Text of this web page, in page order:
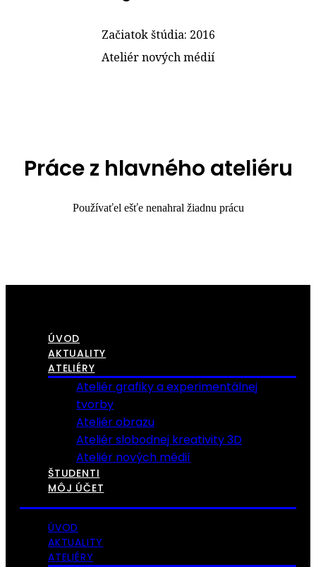
Začiatok štúdia: 2016
Ateliér nových médií
Práce z hlavného ateliéru
Používaťel ešťe nenahral žiadnu prácu
ÚVOD
AKTUALITY
ATELIÉRY
Ateliér grafiky a experimentálnej
tvorby
Ateliér obrazu
Ateliér slobodnej kreativity 3D
Ateliér nových médií
ŠTUDENTI
MÔJ ÚČET
ÚVOD
AKTUALITY
ATELIÉRY